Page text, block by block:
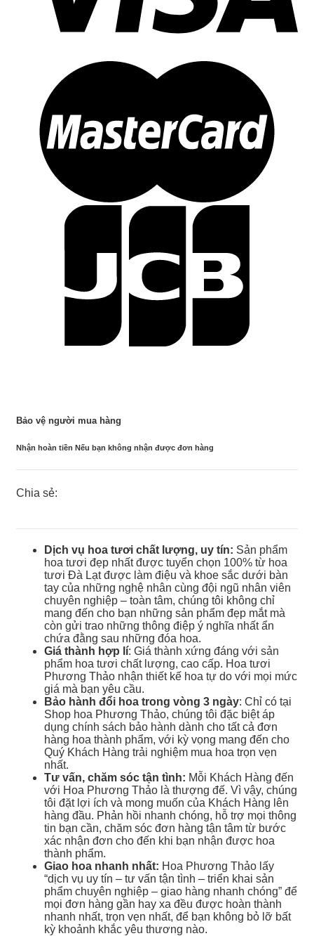
Bảo vệ người mua hàng
Nhận hoàn tiền Nếu bạn không nhận được đơn hàng
Chia sẻ:
Dịch vụ hoa tươi chất lượng, uy tín: Sản phẩm
hoa tươi đẹp nhất được tuyển chọn 100% từ hoa
tươi Đà Lạt được làm điệu và khoe sắc dưới bàn
tay của những nghệ nhân cùng đội ngũ nhân viên
chuyên nghiệp – toàn tâm, chúng tôi không chỉ
mang đến cho bạn những sản phẩm đẹp mắt mà
còn gửi trao những thông điệp ý nghĩa nhất ẩn
chứa đằng sau những đóa hoa.
Giá thành hợp lí: Giá thành xứng đáng với sản
phẩm hoa tươi chất lượng, cao cấp. Hoa tươi
Phương Thảo nhận thiết kế hoa tự do với mọi mức
giá mà bạn yêu cầu.
Bảo hành đổi hoa trong vòng 3 ngày: Chỉ có tại
Shop hoa Phương Thảo, chúng tôi đặc biệt áp
dụng chính sách bảo hành dành cho tất cả đơn
hàng hoa thành phẩm, với kỳ vọng mang đến cho
Quý Khách Hàng trải nghiệm mua hoa trọn vẹn
nhất.
Tư vấn, chăm sóc tận tình: Mỗi Khách Hàng đến
với Hoa Phương Thảo là thượng đế. Vì vậy, chúng
tôi đặt lợi ích và mong muốn của Khách Hàng lên
hàng đầu. Phản hồi nhanh chóng, hỗ trợ mọi thông
tin bạn cần, chăm sóc đơn hàng tận tâm từ bước
xác nhận đơn cho đến khi bạn nhận được hoa
thành phẩm.
Giao hoa nhanh nhất: Hoa Phương Thảo lấy
“dịch vụ uy tín – tư vấn tận tình – triển khai sản
phẩm chuyên nghiệp – giao hàng nhanh chóng” để
mọi đơn hàng gần hay xa đều được hoàn thành
nhanh nhất, trọn vẹn nhất, để bạn không bỏ lỡ bất
kỳ khoảnh khắc yêu thương nào.